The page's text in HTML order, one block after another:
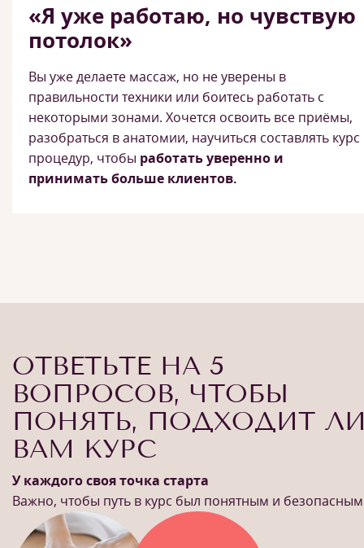
«Я уже работаю, но чувствую
потолок»
Вы уже делаете массаж, но не уверены в
правильности техники или боитесь работать с
некоторыми зонами. Хочется освоить все приёмы,
разобраться в анатомии, научиться составлять курс
процедур, чтобы работать уверенно и
принимать больше клиентов.
ОТВЕТЬТЕ НА 5
ВОПРОСОВ, ЧТОБЫ
ПОНЯТЬ, ПОДХОДИТ
ВАМ КУРС
У каждого своя точка старта
Важно, чтобы путь в курс был понятным и безопасным